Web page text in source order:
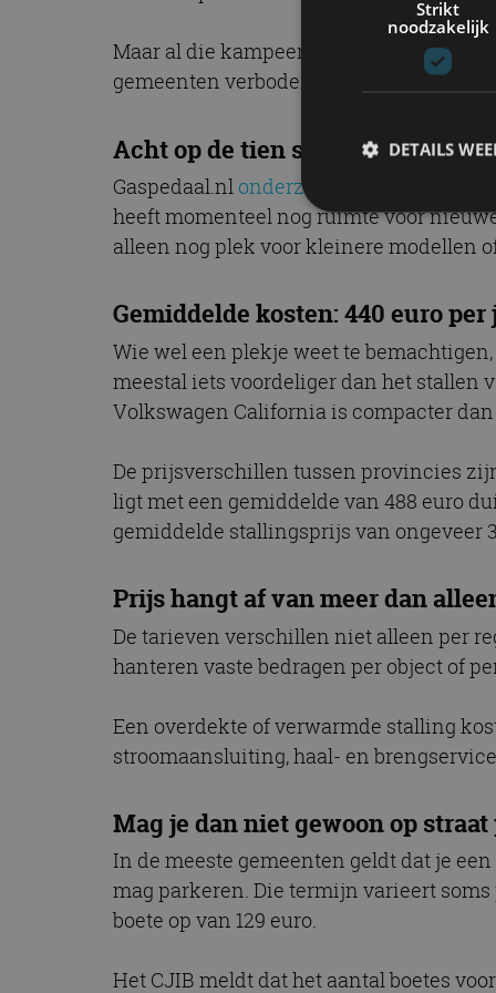
Maar al die kampeerwagens moeten
gemeenten verboden, dus wie geen
Acht op de tien stallingen (bijna)
Gaspedaal.nl onderzocht
de
heeft momenteel nog ruimte voor
alleen nog plek voor kleinere modellen
Gemiddelde kosten: 440 euro per
Wie wel een plekje weet te
meestal iets voordeliger dan het stallen
Volkswagen California is compacter dan
De prijsverschillen tussen provincies
ligt met een gemiddelde van 488 euro
gemiddelde stallingsprijs van ongeveer
Prijs hangt af van meer dan
De tarieven verschillen niet alleen per
hanteren vaste bedragen per object of
Een overdekte of verwarmde stalling
stroomaansluiting, haal- en
Mag je dan niet gewoon op
In de meeste gemeenten geldt dat je
mag parkeren. Die termijn varieert
boete op van 129 euro.
Het CJIB meldt dat het aantal boetes
Strikt
noodzakelijk
DETAILS
accountbeheer. De
Naam
Naam
_ga
Domein
_gcl_au
Google
IDE
Google
Naam
omx_consent